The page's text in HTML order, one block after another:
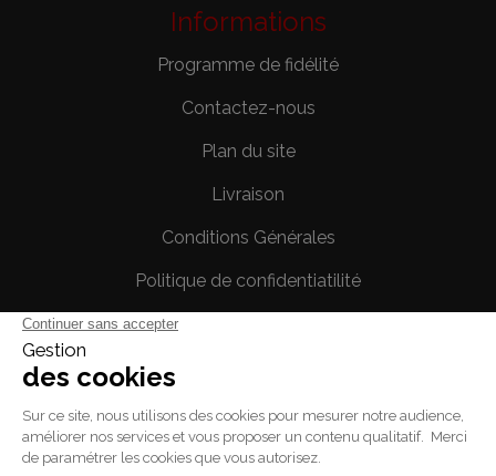
Informations
Programme de fidélité
Contactez-nous
Plan du site
Livraison
Conditions Générales
Politique de confidentiatilité
Votre compte
Informations personnelles